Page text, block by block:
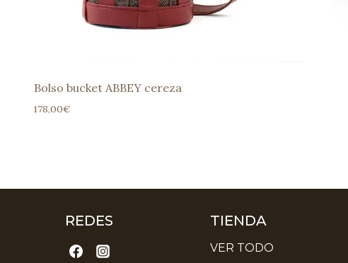
Bolso bucket ABBEY cereza
178,00€
REDES TIENDA
VER TODO